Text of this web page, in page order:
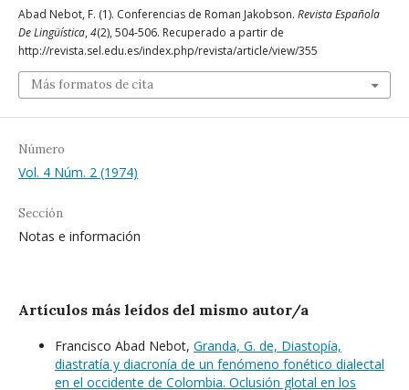
Abad Nebot, F. (1). Conferencias de Roman Jakobson. Revista Española
De Lingüística, 4(2), 504-506. Recuperado a partir de
http://revista.sel.edu.es/index.php/revista/article/view/355
Más formatos de cita
Número
Vol. 4 Núm. 2 (1974)
Sección
Notas e información
Artículos más leídos del mismo autor/a
Francisco Abad Nebot, Granda, G. de, Diastopía,
diastratía y diacronía de un fenómeno fonético dialectal
en el occidente de Colombia. Oclusión glotal en los